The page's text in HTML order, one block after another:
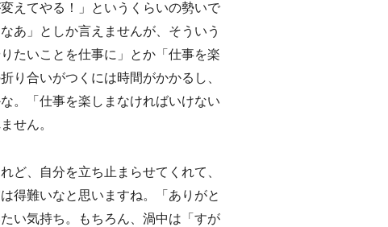
えてやる！」というくらいの勢いで
あ」としか言えませんが、そういう
たいことを仕事に」とか「仕事を楽
り合いがつくには時間がかかるし、
。「仕事を楽しまなければいけない
せん。
ど、自分を立ち止まらせてくれて、
得難いなと思いますね。「ありがと
い気持ち。もちろん、渦中は「すが